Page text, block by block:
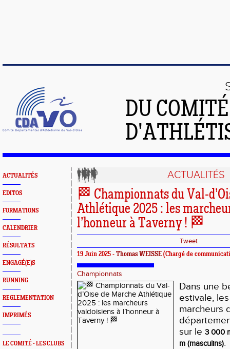
DU
ACTUALITÉS
EDITOS
FORMATIONS
CALENDRIER
RÉSULTATS
ENGAGÉ(E)S
RUNNING
REGLEMENTATION
IMPRIMÉS
LE COMITÉ - LES CLUBS
ACTUALITÉS
🏁 Championnats du Val-
Athlétique 2025 : les
l’honneur à Taverny ! 🏁
Tweet
19 Juin 2025 - Thomas WEISSE (Chargé de
Championnats
Dans une
estivale,
marcheurs
sur le 3 000
m (masculins).